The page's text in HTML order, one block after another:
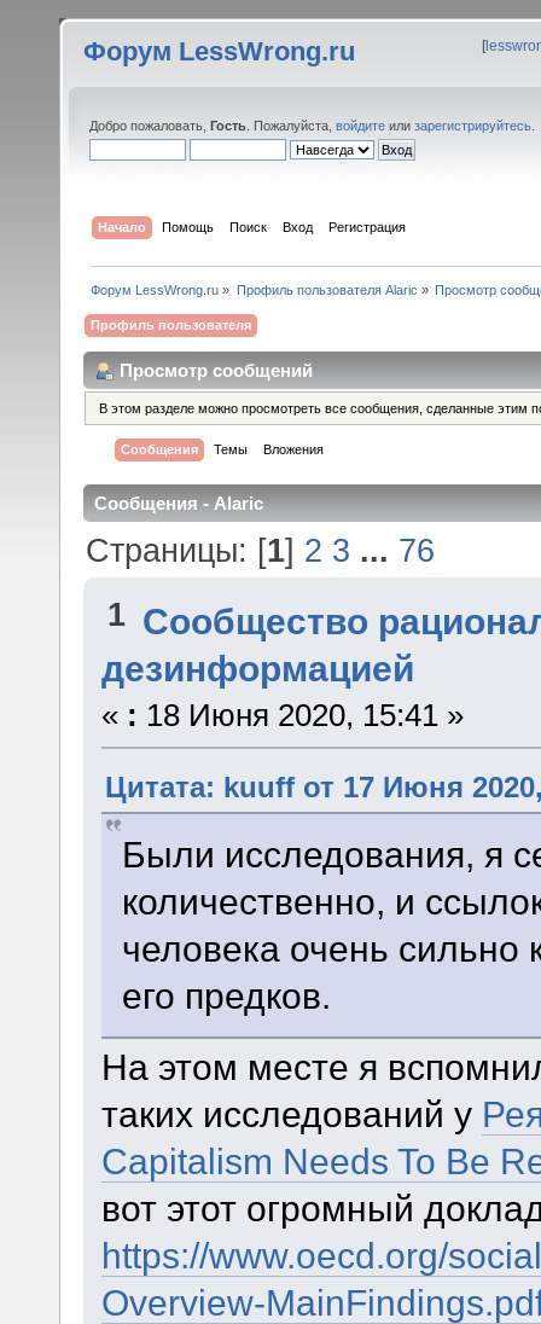
Форум LessWrong.ru [
Добро пожаловать, Гость . Пожалуйста, войдите или зарегистрируйтесь
Начало Помощь Поиск Вход Регистрация
Форум LessWrong.ru » Профиль пользователя Alaric » Просмотр
Профиль пользователя
Просмотр сообщений
В этом разделе можно просмотреть все сообщения, сделанные этим
Сообщения Темы Вложения
Сообщения - Alaric
Страницы: [1] 2 3 ... 76
1 Сообщество
дезинформацией
« : 18 Июня 2020, 15:41 »
Цитата: kuuff от 17 Июня
Были исследования, я
количественно, и
человека очень сильно
его предков.
На этом месте я
таких исследований у
Capitalism Needs To Be
вот этот огромный
https://www.oecd.org/
Overview-